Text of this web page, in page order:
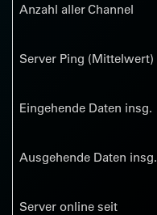
Anzahl aller Channel
Server Ping (Mittelwert)
Eingehende Daten insg.
Ausgehende Daten insg.
Server online seit